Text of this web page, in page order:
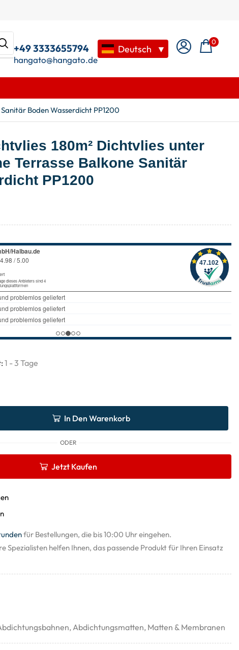
+49 3333655794
hangato@hangato.de
Deutsch ▼
0
Boden Wasserdicht PP1200
180m² Dichtvlies unter
Terrasse Balkone Sanitär
PP1200
1 - 3 Tage
In Den Warenkorb
ODER
Jetzt Kaufen
für Bestellungen, die bis 10:00 Uhr eingehen.
Spezialisten helfen Ihnen, das passende Produkt für Ihren Einsatz
,Abdichtungsmatten, Matten & Membranen